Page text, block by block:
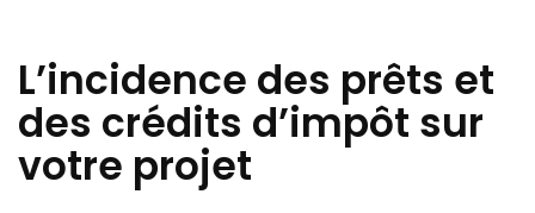
L’incidence des prêts et
des crédits d’impôt sur
votre projet